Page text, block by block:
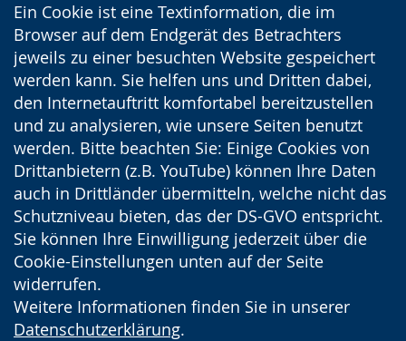
Ein Cookie ist eine Textinformation, die im
Browser auf dem Endgerät des Betrachters
jeweils zu einer besuchten Website gespeichert
werden kann. Sie helfen uns und Dritten dabei,
den Internetauftritt komfortabel bereitzustellen
und zu analysieren, wie unsere Seiten benutzt
werden. Bitte beachten Sie: Einige Cookies von
Drittanbietern (z.B. YouTube) können Ihre Daten
auch in Drittländer übermitteln, welche nicht das
Schutzniveau bieten, das der DS-GVO entspricht.
Sie können Ihre Einwilligung jederzeit über die
Cookie-Einstellungen unten auf der Seite
widerrufen.
Weitere Informationen finden Sie in unserer
Datenschutzerklärung.